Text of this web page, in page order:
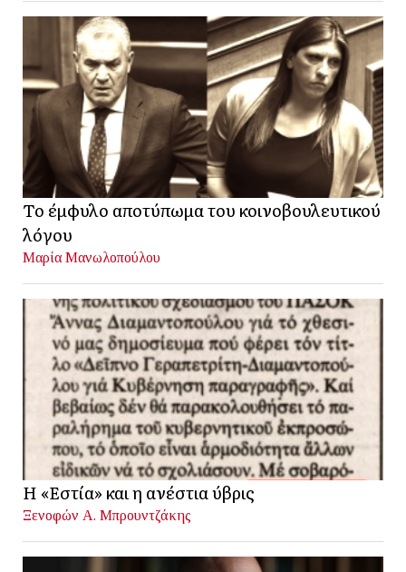
Το έμφυλο αποτύπωμα του κοινοβουλευτικού
λόγου
Μαρία Μανωλοπούλου
Η «Εστία» και η ανέστια ύβρις
Ξενοφών Α. Μπρουντζάκης